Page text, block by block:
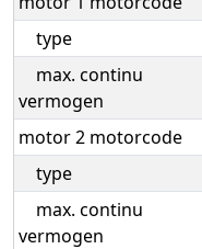
type
max. continu
vermogen
motor 2 motorcode
type
max. continu
vermogen